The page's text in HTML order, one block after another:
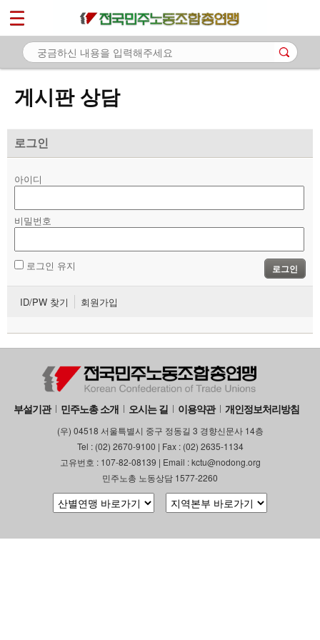
게시판 상담
로그인
아이디
비밀번호
로그인 유지 로그인
ID/PW 찾기 회원가입
부설기관 민주노총 소개 오시는 길 이용약관 개인정보처리방침
(우) 04518 서울특별시 중구 정동길 3 경향신문사 14층
Tel : (02) 2670-9100 | Fax : (02) 2635-1134
고유번호 : 107-82-08139 | Email : kctu@nodong.org
민주노총 노동상담 1577-2260
마이페이지
소개
노동상담
- 게시판 상담
- 바로보기
- 찾아보기
- 전국 노동상담소 안내
자료
부설기관